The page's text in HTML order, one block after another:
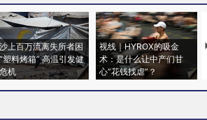
上百万流离失所者困
塑料烤箱” 高温引发健
机
视线｜HYROX的吸金
术：是什么让中产们甘
心“花钱找虐”？